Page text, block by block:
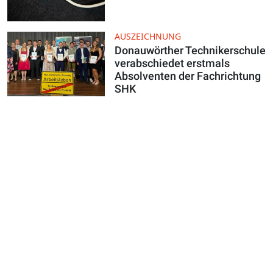
AUSZEICHNUNG
Donauwörther Technikerschule
verabschiedet erstmals
Absolventen der Fachrichtung
SHK